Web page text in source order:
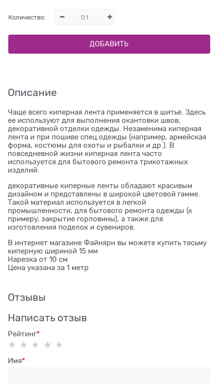
Количество:
ДОБАВИТЬ
Описание
Чаще всего киперная лента применяется в шитье. Здесь
ее используют для выполнения окантовки швов,
декоративной отделки одежды. Незаменима киперная
лента и при пошиве спец.одежды (например, армейская
форма, костюмы для охоты и рыбалки и др.). В
повседневной жизни киперная лента часто
используется для бытового ремонта трикотажных
изделий.
декоративные киперные ленты обладают красивым
дизайном и представлены в широкой цветовой гамме.
Такой материал используется в легкой
промышленности, для бытового ремонта одежды (к
примеру, закрытие горловины), а также для
изготовления поделок и сувениров.
В интернет магазине Файнярн вы можете купить тесьму
киперную шириной 15 мм
Нарезка от 10 см
Цена указана за 1 метр
Отзывы
Написать отзыв
Рейтинг
Имя